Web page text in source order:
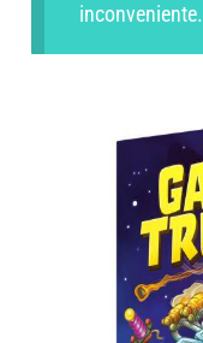
inconveniente.